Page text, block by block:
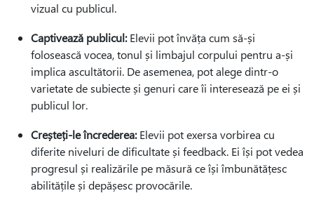
vizual cu publicul.
Captivează publicul:Elevii pot învăța cum să-și
folosească vocea, tonul și limbajul corpului pentru a-și
implica ascultătorii. De asemenea, pot alege dintr-o
varietate de subiecte și genuri care îi interesează pe ei și
publicul lor.
Creșteți-le încrederea:Elevii pot exersa vorbirea cu
diferite niveluri de dificultate și feedback. Ei își pot vedea
progresul și realizările pe măsură ce își îmbunătățesc
abilitățile și depășesc provocările.